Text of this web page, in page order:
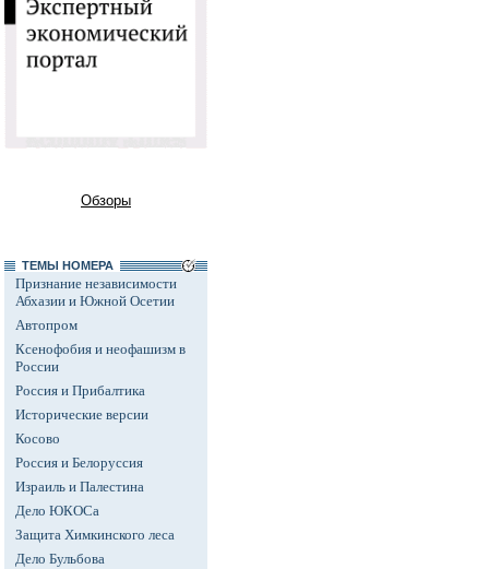
Обзоры
ТЕМЫ НОМЕРА
Признание независимости
Абхазии и Южной Осетии
Автопром
Ксенофобия и неофашизм в
России
Россия и Прибалтика
Исторические версии
Косово
Россия и Белоруссия
Израиль и Палестина
Дело ЮКОСа
Защита Химкинского леса
Дело Бульбова